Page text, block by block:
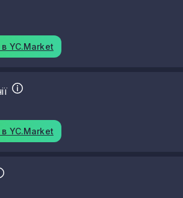
YC.Market
YC.Market